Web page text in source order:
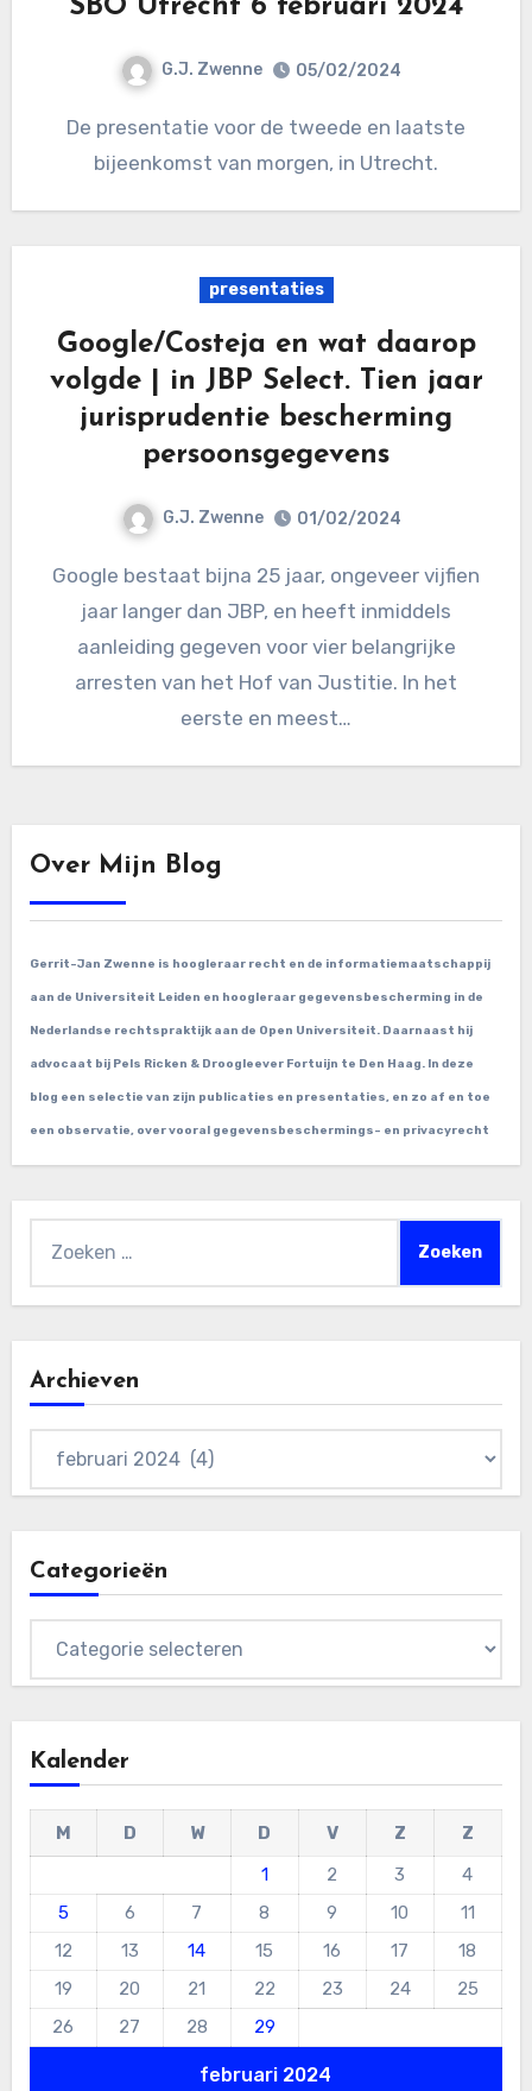
SBO Utrecht 6 februari 2024
G.J. Zwenne 05/02/2024
De presentatie voor de tweede en laatste
bijeenkomst van morgen, in Utrecht.
presentaties
Google/Costeja en wat daarop
volgde | in JBP Select. Tien jaar
jurisprudentie bescherming
persoonsgegevens
G.J. Zwenne 01/02/2024
Google bestaat bijna 25 jaar, ongeveer vijfien
jaar langer dan JBP, en heeft inmiddels
aanleiding gegeven voor vier belangrijke
arresten van het Hof van Justitie. In het
eerste en meest…
Over Mijn Blog
Gerrit-Jan Zwenne is hoogleraar recht en de informatiemaatschappij
aan de Universiteit Leiden en hoogleraar gegevensbescherming in de
Nederlandse rechtspraktijk aan de Open Universiteit. Daarnaast hij
advocaat bij Pels Ricken & Droogleever Fortuijn te Den Haag. In deze
blog een selectie van zijn publicaties en presentaties, en zo af en toe
een observatie, over vooral gegevensbeschermings- en privacyrecht
Archieven
Categorieën
Kalender
februari 2024
M D W D V Z
Z
1
2 3
4
5
6 7 8 9 10
11
12
13 14 15 16 17
18
19
20 21 22 23 24
25
26
27 28 29